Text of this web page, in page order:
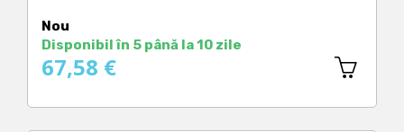
Nou
Disponibil în 5 până la 10 zile
67,58 €